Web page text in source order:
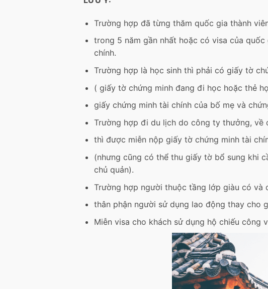
Trường hợp đã từng thăm quốc gia thành
trong 5 năm gần nhất hoặc có visa của
chính.
Trường hợp là học sinh thì phải có giấy tờ
( giấy tờ chứng minh đang đi học hoặc thẻ
giấy chứng minh tài chính của bố mẹ và
Trường hợp đi du lịch do công ty thưởng,
thì được miễn nộp giấy tờ chứng minh tài
(nhưng cũng có thể thu giấy tờ bổ sung khi
chủ quản).
Trường hợp người thuộc tầng lớp giàu có
thân phận người sử dụng lao động thay cho
Miễn visa cho khách sử dụng hộ chiếu công